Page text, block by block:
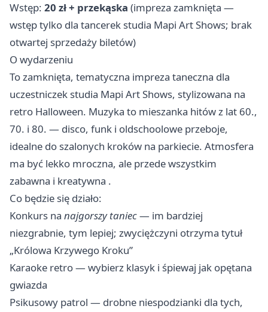
Wstęp: 20 zł + przekąska (impreza zamknięta —
wstęp tylko dla tancerek studia Mapi Art Shows; brak
otwartej sprzedaży biletów)
O wydarzeniu
To zamknięta, tematyczna impreza taneczna dla
uczestniczek studia Mapi Art Shows, stylizowana na
retro Halloween. Muzyka to mieszanka hitów z lat 60.,
70. i 80. — disco, funk i oldschoolowe przeboje,
idealne do szalonych kroków na parkiecie. Atmosfera
ma być lekko mroczna, ale przede wszystkim
zabawna i kreatywna .
Co będzie się działo:
Konkurs na najgorszy taniec— im bardziej
niezgrabnie, tym lepiej; zwyciężczyni otrzyma tytuł
„Królowa Krzywego Kroku” ‍
Karaoke retro — wybierz klasyk i śpiewaj jak opętana
gwiazda
Psikusowy patrol — drobne niespodzianki dla tych,